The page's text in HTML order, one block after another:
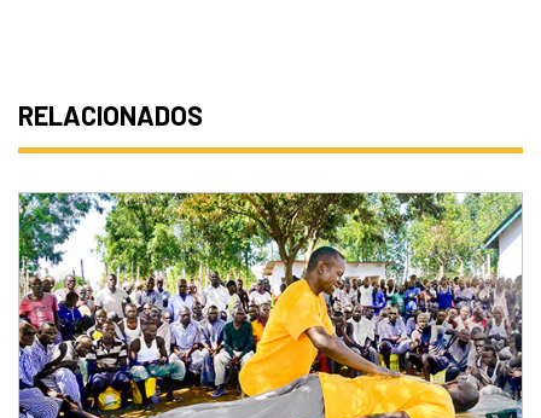
RELACIONADOS